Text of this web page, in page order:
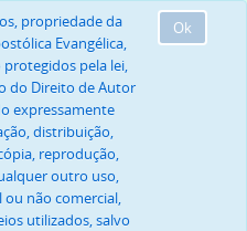
Ok
propriedade da
Evangélica,
protegidos pela lei,
do Direito de Autor
expressamente
distribuição,
reprodução,
outro uso,
não comercial,
utilizados, salvo